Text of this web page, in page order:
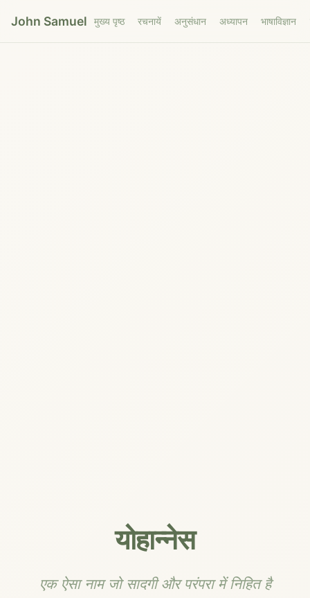
John Samuel मुख्य पृष्ठ रचनायें अनुसंधान अध्यापन भाषाविज्ञान
योहान्नेस
एक ऐसा नाम जो सादगी और परंपरा में निहित है